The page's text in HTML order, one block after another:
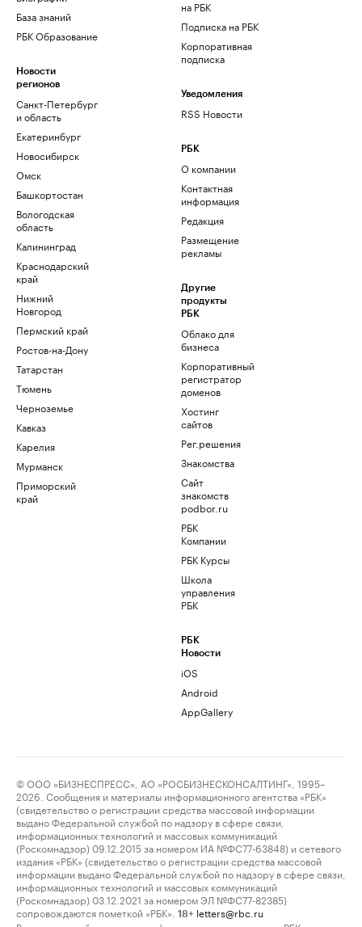
База знаний
РБК Образование
Новости
регионов
Санкт-Петербург
и область
Екатеринбург
Новосибирск
Омск
Башкортостан
Вологодская
область
Калининград
Краснодарский
край
Нижний
Новгород
Пермский край
Ростов-на-Дону
Татарстан
Тюмень
Черноземье
Кавказ
Карелия
Мурманск
Приморский
край
на РБК
Подписка на РБК
Корпоративная
подписка
Уведомления
RSS Новости
РБК
О компании
Контактная
информация
Редакция
Размещение
рекламы
Другие
продукты
РБК
Облако для
бизнеса
Корпоративный
регистратор
доменов
Хостинг
сайтов
Рег.решения
Знакомства
Сайт
знакомств
podbor.ru
РБК
Компании
РБК Курсы
Школа
управления
РБК
РБК
Новости
iOS
Android
AppGallery
© ООО «БИЗНЕСПРЕСС», АО «РОСБИЗНЕСКОНСАЛТИНГ», 1995–
2026. Сообщения и материалы информационного агентства «РБК»
(свидетельство о регистрации средства массовой информации
выдано Федеральной службой по надзору в сфере связи,
информационных технологий и массовых коммуникаций
(Роскомнадзор) 09.12.2015 за номером ИА №ФС77-63848) и сетевого
издания «РБК» (свидетельство о регистрации средства массовой
информации выдано Федеральной службой по надзору в сфере связи,
информационных технологий и массовых коммуникаций
(Роскомнадзор) 03.12.2021 за номером ЭЛ №ФС77-82385)
сопровождаются пометкой «РБК».
18+ letters@rbc.ru